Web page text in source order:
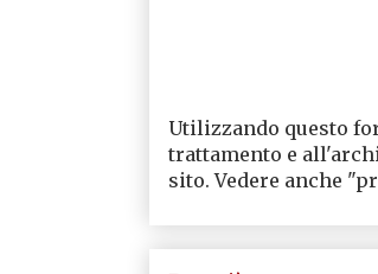
Utilizzando questo
trattamento e
sito. Vedere anche